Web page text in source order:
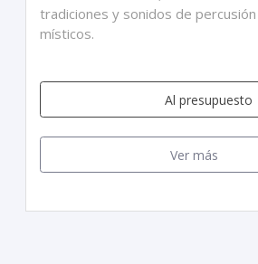
tradiciones y sonidos de
místicos.
Al presupuesto
Ver más